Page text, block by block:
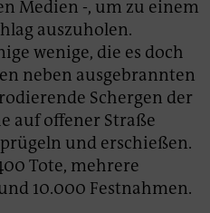
Medien -, um zu einem
auszuholen.
wenige, die es doch
neben ausgebrannten
Schergen der
auf offener Straße
und erschießen.
Tote, mehrere
10.000 Festnahmen.